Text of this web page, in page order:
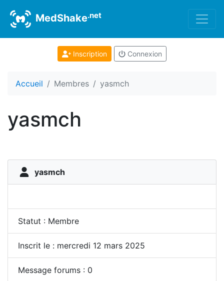
MedShake.net
Inscription Connexion
Accueil Membres yasmch
yasmch
yasmch
Statut : Membre
Inscrit le : mercredi 12 mars 2025
Message forums : 0